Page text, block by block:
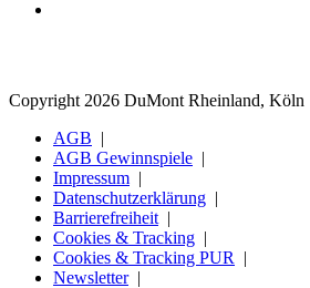
Copyright 2026 DuMont Rheinland, Köln
AGB
AGB Gewinnspiele
Impressum
Datenschutzerklärung
Barrierefreiheit
Cookies & Tracking
Cookies & Tracking PUR
Newsletter